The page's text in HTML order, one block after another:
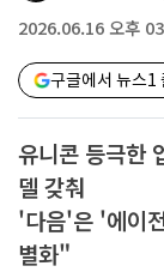
2026.06.16 오후
구글에서 뉴스1
유니콘 등극한
델 갖춰
'다음'은 '에이
별화"